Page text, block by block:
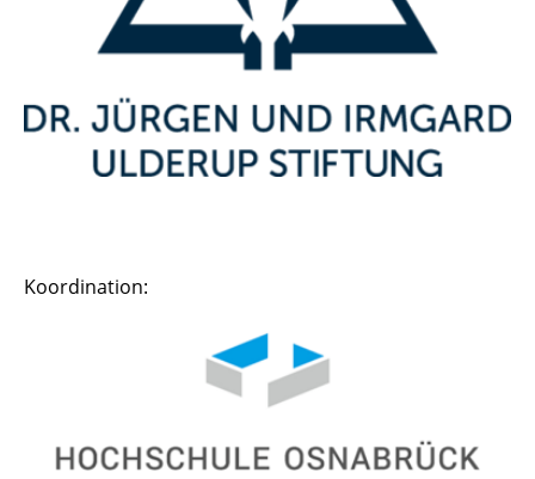
Koordination: